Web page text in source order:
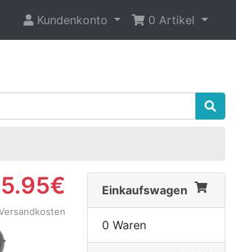
Kundenkonto 0 Artikel
Einkaufswagen
0 Waren